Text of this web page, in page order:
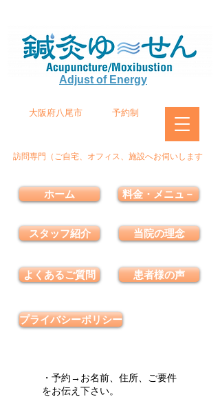
Adjust of Energy
大阪府八尾市 予約制
訪問専門（ご自宅、オフィス、施設へお伺いします
ホーム
スタッフ紹介
よくあるご質問
料金・メニュ－
当院の理念
患者様の声
プライバシーポリシー
・予約→お名前、住所、ご要件
をお伝え下さい。